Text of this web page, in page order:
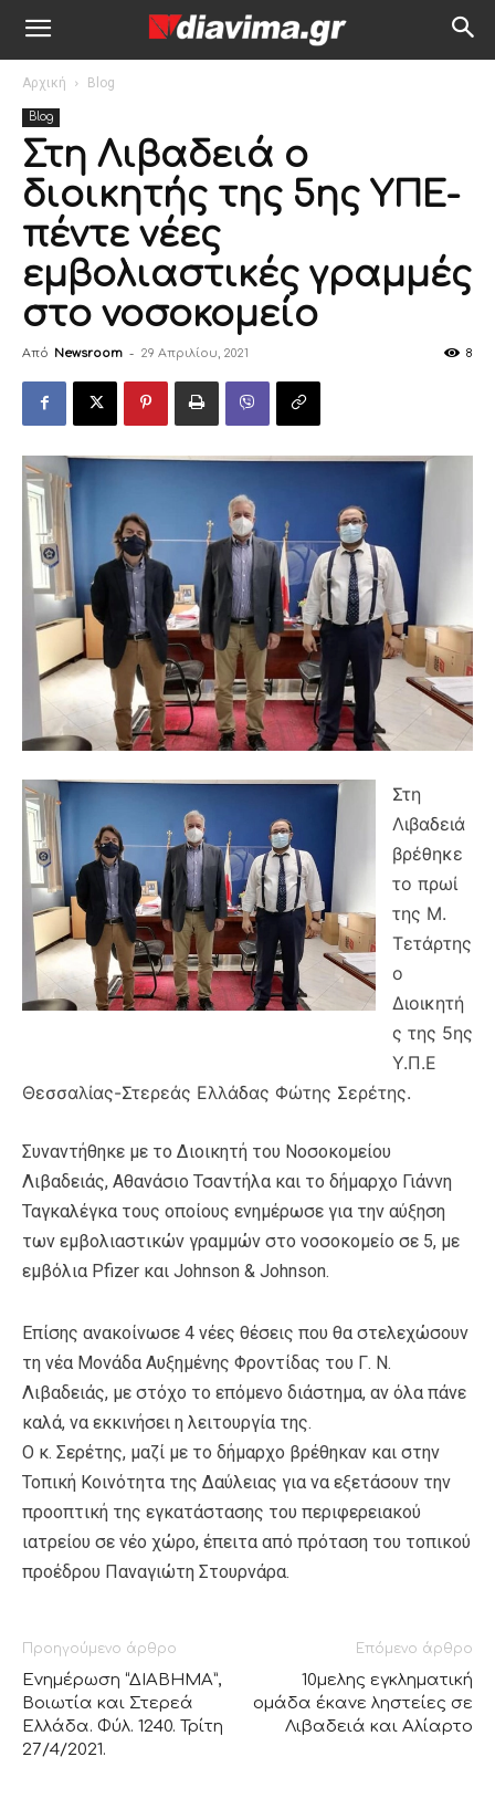
Αρχική Blog
Blog
Στη Λιβαδειά ο
διοικητής της 5ης ΥΠΕ-
πέντε νέες
εμβολιαστικές γραμμές
στο νοσοκομείο
Από Newsroom - 29 Απριλίου, 2021 8
Στη
Λιβαδειά
βρέθηκε
το πρωί
της Μ.
Τετάρτης
ο
Διοικητή
ς της 5ης
Υ.Π.Ε
Θεσσαλίας-Στερεάς Ελλάδας Φώτης Σερέτης.
Συναντήθηκε με το Διοικητή του Νοσοκομείου
Λιβαδειάς, Αθανάσιο Τσαντήλα και το δήμαρχο Γιάννη
Ταγκαλέγκα τους οποίους ενημέρωσε για την αύξηση
των εμβολιαστικών γραμμών στο νοσοκομείο σε 5, με
εμβόλια Pfizer και Johnson & Johnson.
Επίσης ανακοίνωσε 4 νέες θέσεις που θα στελεχώσουν
τη νέα Μονάδα Αυξημένης Φροντίδας του Γ. Ν.
Λιβαδειάς, με στόχο το επόμενο διάστημα, αν όλα πάνε
καλά, να εκκινήσει η λειτουργία της.
Ο κ. Σερέτης, μαζί με το δήμαρχο βρέθηκαν και στην
Τοπική Κοινότητα της Δαύλειας για να εξετάσουν την
προοπτική της εγκατάστασης του περιφερειακού
ιατρείου σε νέο χώρο, έπειτα από πρόταση του τοπικού
προέδρου Παναγιώτη Στουρνάρα.
Προηγούμενο άρθρο
Ενημέρωση “ΔΙΑΒΗΜΑ”,
Βοιωτία και Στερεά
Ελλάδα. Φύλ. 1240. Τρίτη
27/4/2021.
Επόμενο άρθρο
10μελης εγκληματική
ομάδα έκανε ληστείες σε
Λιβαδειά και Αλίαρτο